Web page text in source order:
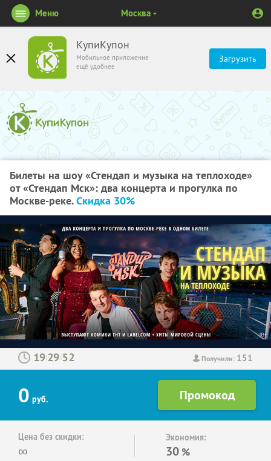
КупиКупон
Мобильное приложение
ещё удобнее
Загрузить
Меню Москва
Билеты на шоу «Стендап и музыка на теплоходе»
от «Стендап Мск»: два концерта и прогулка по
Москве-реке.Скидка 30%
Получили: 151
: :
0 руб.
Цена без скидки:
∞
Экономия:
30 %